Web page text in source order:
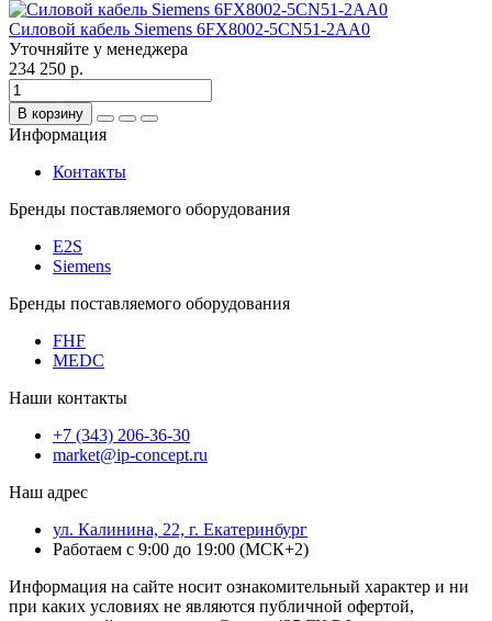
Силовой кабель Siemens 6FX8002-5CN51-2AA0
Уточняйте у менеджера
234 250 р.
В корзину
Информация
Контакты
Бренды поставляемого оборудования
E2S
Siemens
Бренды поставляемого оборудования
FHF
MEDC
Наши контакты
+7 (343) 206-36-30
market@ip-concept.ru
Наш адрес
ул. Калинина, 22, г. Екатеринбург
Работаем с 9:00 до 19:00 (МСК+2)
Информация на сайте носит ознакомительный характер и ни
при каких условиях не являются публичной офертой,